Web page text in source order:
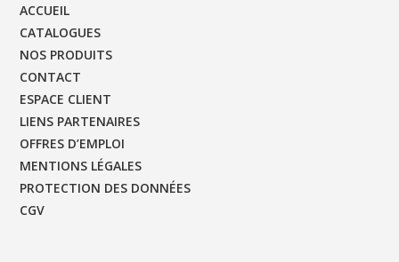
ACCUEIL
CATALOGUES
NOS PRODUITS
CONTACT
ESPACE CLIENT
LIENS PARTENAIRES
OFFRES D’EMPLOI
MENTIONS LÉGALES
PROTECTION DES DONNÉES
CGV